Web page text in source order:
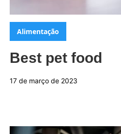
Categorias:
Alimentação
Best pet food
17 de março de 2023